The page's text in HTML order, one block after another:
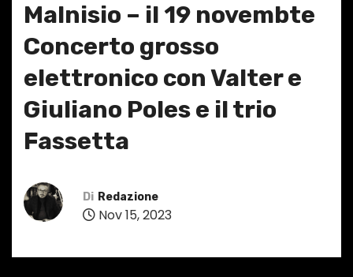
Malnisio – il 19 novembte
Concerto grosso
elettronico con Valter e
Giuliano Poles e il trio
Fassetta
Di Redazione
Nov 15, 2023